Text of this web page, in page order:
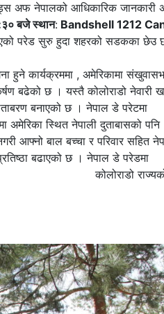
अफ नेपालको आधिकारिक जानकारी
बजे स्थान: Bandshell 1212
परेड सुरु हुदा शहरको सडकका छेउ
, अमेरिकामा
बढेको छ । यस्तै कोलोराडो नेवारी
बनाएको छ । नेपाल डे परेटमा
अमेरिका स्थित नेपाली दुताबासको पनि
आफ्नो बाल बच्चा र परिवार सहित
बढाएको छ । नेपाल डे परेडमा